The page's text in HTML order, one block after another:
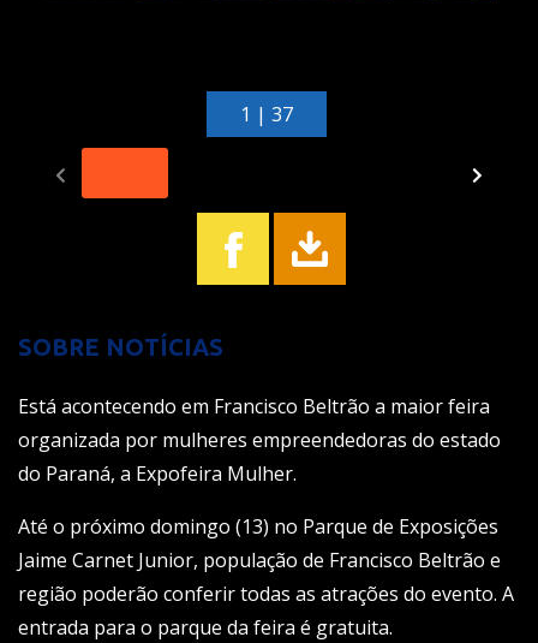
1 | 37
SOBRE NOTÍCIAS
Está acontecendo em Francisco Beltrão a maior feira
organizada por mulheres empreendedoras do estado
do Paraná, a Expofeira Mulher.
Até o próximo domingo (13) no Parque de Exposições
Jaime Carnet Junior, população de Francisco Beltrão e
região poderão conferir todas as atrações do evento. A
entrada para o parque da feira é gratuita.